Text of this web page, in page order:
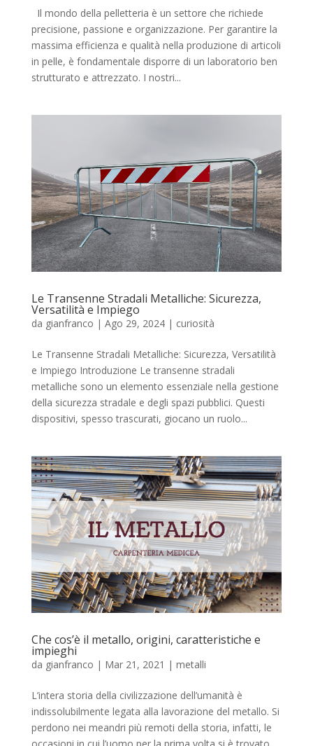
Il mondo della pelletteria è un settore che richiede
precisione, passione e organizzazione. Per garantire la
massima efficienza e qualità nella produzione di articoli
in pelle, è fondamentale disporre di un laboratorio ben
strutturato e attrezzato. I nostri...
Le Transenne Stradali Metalliche: Sicurezza,
Versatilità e Impiego
da gianfranco | Ago 29, 2024| curiosità
Le Transenne Stradali Metalliche: Sicurezza, Versatilità
e Impiego Introduzione Le transenne stradali
metalliche sono un elemento essenziale nella gestione
della sicurezza stradale e degli spazi pubblici. Questi
dispositivi, spesso trascurati, giocano un ruolo...
Che cos’è il metallo, origini, caratteristiche e
impieghi
da gianfranco | Mar 21, 2021 | metalli
L’intera storia della civilizzazione dell’umanità è
indissolubilmente legata alla lavorazione del metallo. Si
perdono nei meandri più remoti della storia, infatti, le